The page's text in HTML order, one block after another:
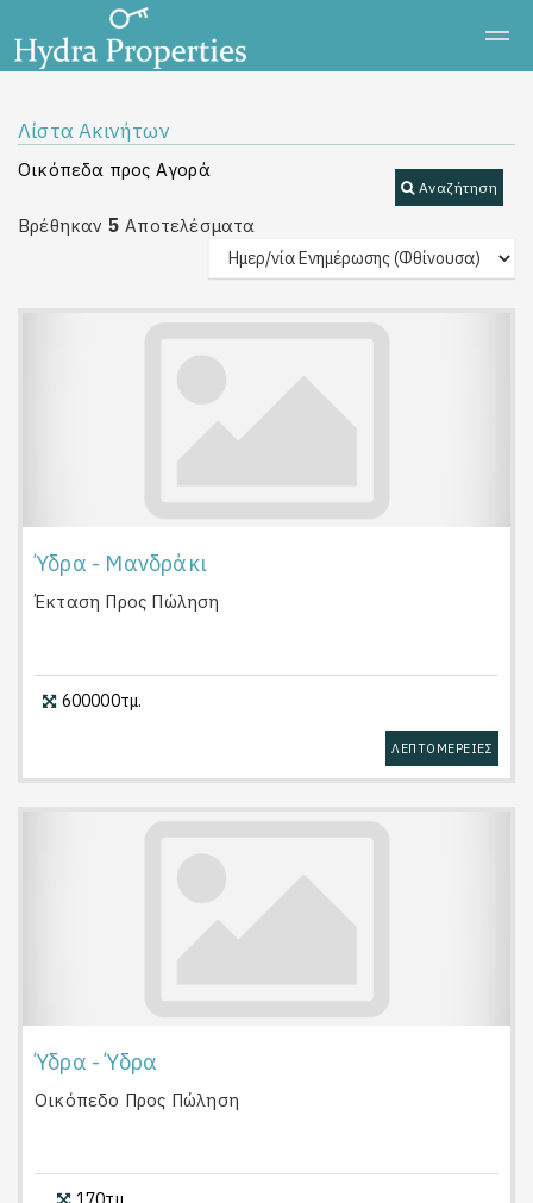
Λίστα Ακινήτων
Αναζήτηση
Οικόπεδα προς Αγορά
Βρέθηκαν 5 Αποτελέσματα
Ύδρα - Μανδράκι
Έκταση Προς Πώληση
600000τμ.
ΛΕΠΤΟΜΕΡΕΙΕΣ
Ύδρα - Ύδρα
Οικόπεδο Προς Πώληση